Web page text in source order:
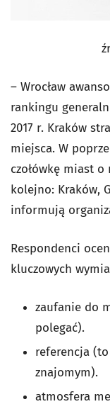
– Wrocław
rankingu
2017 r. Kraków
miejsca. W
czołówkę miast o
kolejno: Kraków,
informują
Respondenci
kluczowych
zaufanie do
polegać).
referencja
znajomym).
atmosfera